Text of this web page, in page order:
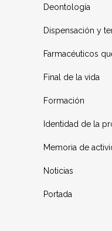
Deontología
Dispensación y
Farmacéuticos
Final de la vida
Formación
Identidad de la
Memoria de
Noticias
Portada